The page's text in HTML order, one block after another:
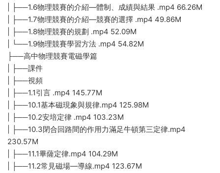
| ├──1.6物理競賽的介紹—體制、成績與結果 .mp4 66.26M
| ├──1.7物理競賽的介紹—競賽的選擇 .mp4 49.86M
| ├──1.8物理競賽的規劃 .mp4 52.09M
| └──1.9物理競賽學習方法 .mp4 54.82M
├──高中物理競賽電磁學篇
| ├──課件
| ├──視頻
| ├──1.1引言 .mp4 145.77M
| ├──10.1基本磁現象與規律.mp4 125.98M
| ├──10.2安培定律 .mp4 103.23M
| ├──10.3閉合回路間的作用力滿足牛頓第三定律.mp4
230.57M
| ├──11.1畢薩定律.mp4 104.29M
| ├──11.2常見磁場—導線.mp4 123.67M